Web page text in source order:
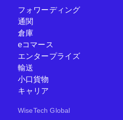
フォワーディング
通関
倉庫
eコマース
エンタープライズ
輸送
小口貨物
キャリア
WiseTech Global